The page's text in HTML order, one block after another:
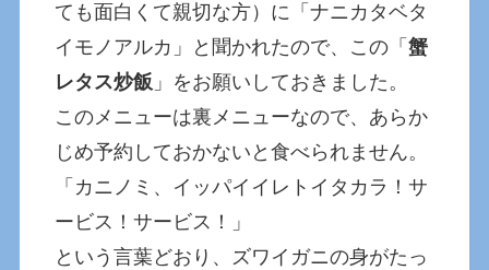
ても面白くて親切な方）に「ナニカタベタ
イモノアルカ」と聞かれたので、この「蟹
レタス炒飯 」をお願いしておきました。
このメニューは裏メニューなので、あらか
じめ予約しておかないと食べられません。
「カニノミ、イッパイイレトイタカラ！サ
ービス！サービス！」
という言葉どおり、ズワイガニの身がたっ